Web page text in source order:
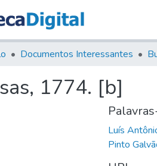
Documentos Interessantes
1774. [b]
Luís
Pinto